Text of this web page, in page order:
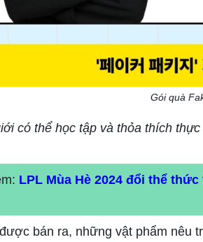
Gói quà
có thể học tập và thỏa thích
LPL Mùa Hè 2024 đổi thể
bán ra, những vật phẩm nêu